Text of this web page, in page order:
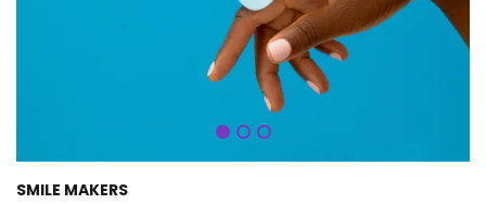
SMILE MAKERS